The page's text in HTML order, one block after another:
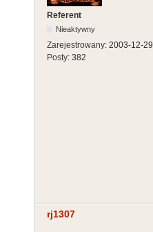
Referent
Nieaktywny
Zarejestrowany: 2003-12-29
Posty: 382
rj1307